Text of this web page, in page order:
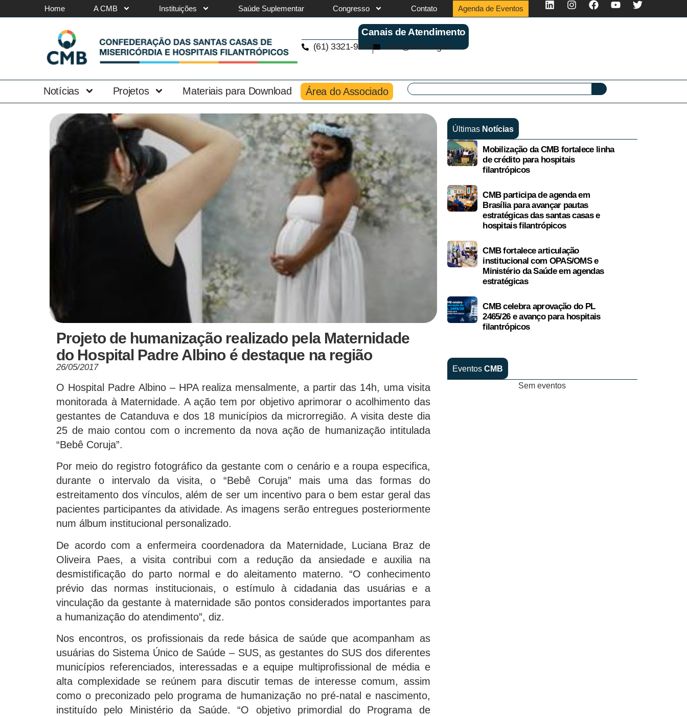
Home A CMB Instituições Saúde Suplementar Congresso Contato Agenda de Eventos
Canais de Atendimento
(61) 3321-9563 cmb@cmb.org.br
Notícias Projetos Materiais para Download Área do Associado
Projeto de humanização realizado pela Maternidade
do Hospital Padre Albino é destaque na região
26/05/2017
O Hospital Padre Albino – HPA realiza mensalmente, a partir das 14h, uma visita
monitorada à Maternidade. A ação tem por objetivo aprimorar o acolhimento das
gestantes de Catanduva e dos 18 municípios da microrregião. A visita deste dia
25 de maio contou com o incremento da nova ação de humanização intitulada
“Bebê Coruja”.
Por meio do registro fotográfico da gestante com o cenário e a roupa especifica,
durante o intervalo da visita, o “Bebê Coruja” mais uma das formas do
estreitamento dos vínculos, além de ser um incentivo para o bem estar geral das
pacientes participantes da atividade. As imagens serão entregues posteriormente
num álbum institucional personalizado.
De acordo com a enfermeira coordenadora da Maternidade, Luciana Braz de
Oliveira Paes, a visita contribui com a redução da ansiedade e auxilia na
desmistificação do parto normal e do aleitamento materno. “O conhecimento
prévio das normas institucionais, o estímulo à cidadania das usuárias e a
vinculação da gestante à maternidade são pontos considerados importantes para
a humanização do atendimento”, diz.
Nos encontros, os profissionais da rede básica de saúde que acompanham as
usuárias do Sistema Único de Saúde – SUS, as gestantes do SUS dos diferentes
municípios referenciados, interessadas e a equipe multiprofissional de média e
alta complexidade se reúnem para discutir temas de interesse comum, assim
como o preconizado pelo programa de humanização no pré-natal e nascimento,
instituído pelo Ministério da Saúde. “O objetivo primordial do Programa de
Últimas Notícias
Mobilização da CMB fortalece linha
de crédito para hospitais
filantrópicos
CMB participa de agenda em
Brasília para avançar pautas
estratégicas das santas casas e
hospitais filantrópicos
CMB fortalece articulação
institucional com OPAS/OMS e
Ministério da Saúde em agendas
estratégicas
CMB celebra aprovação do PL
2465/26 e avanço para hospitais
filantrópicos
Eventos CMB
Sem eventos